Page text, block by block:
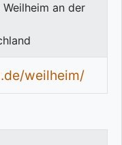
Weilheim an der
weilheim/